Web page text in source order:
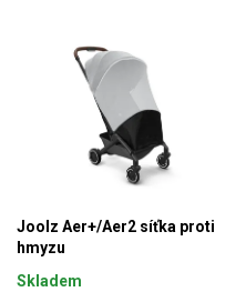
Joolz Aer+/Aer2 síťka proti
hmyzu
Skladem